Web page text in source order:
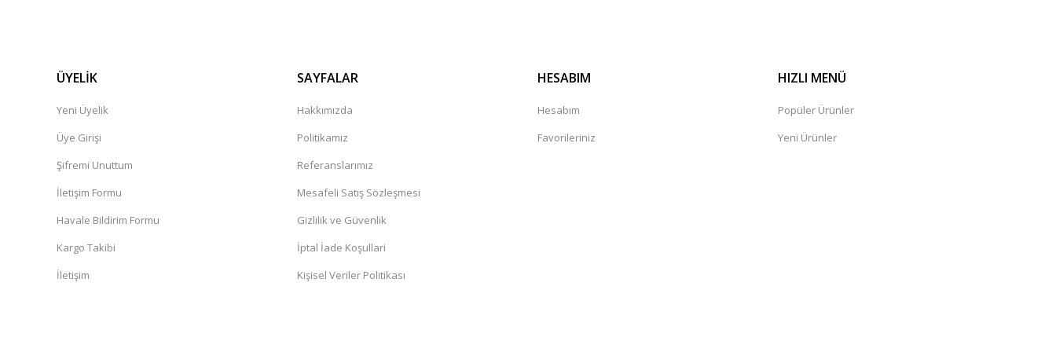
ÜYELİK
Yeni Üyelik
Üye Girişi
Şifremi Unuttum
İletişim Formu
Havale Bildirim Formu
Kargo Takibi
İletişim
SAYFALAR
Hakkımızda
Politikamız
Referanslarımız
Mesafeli Satış Sözleşmesi
Gizlilik ve Güvenlik
İptal İade Koşullari
Kişisel Veriler Politikası
HESABIM
Hesabım
Favorileriniz
HIZLI MENÜ
Popüler Ürünler
Yeni Ürünler